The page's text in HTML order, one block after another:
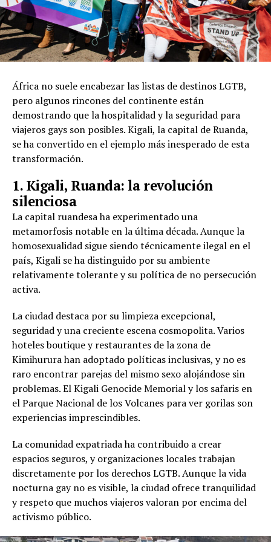
África no suele encabezar las listas de destinos LGTB,
pero algunos rincones del continente están
demostrando que la hospitalidad y la seguridad para
viajeros gays son posibles. Kigali, la capital de Ruanda,
se ha convertido en el ejemplo más inesperado de esta
transformación.
1. Kigali, Ruanda: la revolución
silenciosa
La capital ruandesa ha experimentado una
metamorfosis notable en la última década. Aunque la
homosexualidad sigue siendo técnicamente ilegal en el
país, Kigali se ha distinguido por su ambiente
relativamente tolerante y su política de no persecución
activa.
La ciudad destaca por su limpieza excepcional,
seguridad y una creciente escena cosmopolita. Varios
hoteles boutique y restaurantes de la zona de
Kimihurura han adoptado políticas inclusivas, y no es
raro encontrar parejas del mismo sexo alojándose sin
problemas. El Kigali Genocide Memorial y los safaris en
el Parque Nacional de los Volcanes para ver gorilas son
experiencias imprescindibles.
La comunidad expatriada ha contribuido a crear
espacios seguros, y organizaciones locales trabajan
discretamente por los derechos LGTB. Aunque la vida
nocturna gay no es visible, la ciudad ofrece tranquilidad
y respeto que muchos viajeros valoran por encima del
activismo público.